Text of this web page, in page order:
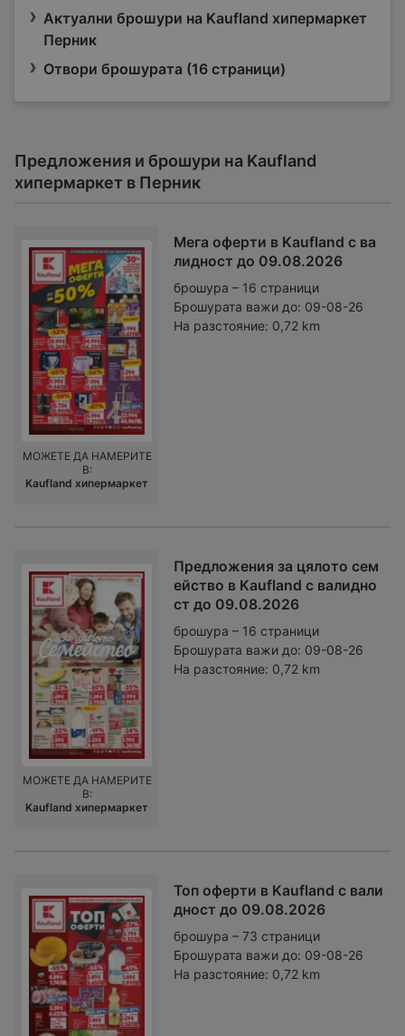
Актуални брошури на Kaufland хипермаркет
Перник
Отвори брошурата (16 страници)
Предложения и брошури на Kaufland
хипермаркет в Перник
Мега оферти в Kaufland с ва
лидност до 09.08.2026
брошура – 16 страници
Брошурата важи до: 09-08-26
На разстояние: 0,72 km
МОЖЕТЕ ДА НАМЕРИТЕ
В:
Kaufland хипермаркет
Предложения за цялото сем
ейство в Kaufland с валидно
ст до 09.08.2026
брошура – 16 страници
Брошурата важи до: 09-08-26
На разстояние: 0,72 km
МОЖЕТЕ ДА НАМЕРИТЕ
В:
Kaufland хипермаркет
Топ оферти в Kaufland с вали
дност до 09.08.2026
брошура – 73 страници
Брошурата важи до: 09-08-26
На разстояние: 0,72 km